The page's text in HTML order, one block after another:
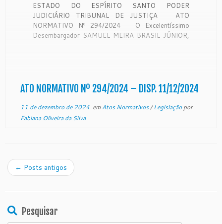
ESTADO DO ESPÍRITO SANTO PODER
JUDICIÁRIO TRIBUNAL DE JUSTIÇA ATO
NORMATIVO Nº 294/2024 O Excelentíssimo
Desembargador SAMUEL MEIRA BRASIL JÚNIOR,
ATO NORMATIVO Nº 294/2024 – DISP. 11/12/2024
11 de dezembro de 2024em Atos Normativos/Legislaçãopor
Fabiana Oliveira da Silva
← Posts antigos
Pesquisar